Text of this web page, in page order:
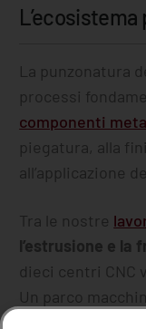
La punzonatura
processi
componenti
piegatura, alla
all’applicazione
Tra le nostre
l’estrusione e la
dieci centri CNC
Un parco